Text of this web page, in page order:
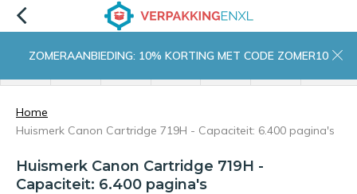
ZOMERAANBIEDING: 10% KORTING MET CODE ZOMER10
Home
Huismerk Canon Cartridge 719H - Capaciteit: 6.400 pagina's
Huismerk Canon Cartridge 719H -
Capaciteit: 6.400 pagina's